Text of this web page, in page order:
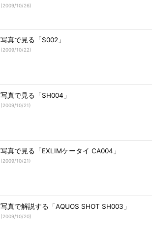
(2009/10/26)
写真で見る「S002」
(2009/10/22)
写真で見る「SH004」
(2009/10/21)
写真で見る「EXLIMケータイ CA004」
(2009/10/21)
写真で解説する「AQUOS SHOT SH003」
(2009/10/20)